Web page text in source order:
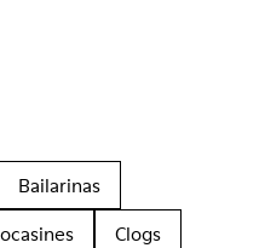
Bailarinas
Clogs